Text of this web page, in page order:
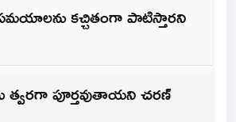
కచ్చితంగా పాటిస్తారని
పూర్తవుతాయని చరణ్